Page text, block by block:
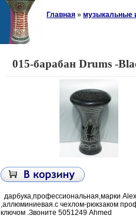
Главная » музыкальные
015-барабан Drums -
дарбука,профессиональная,марки
,аллюминиевая.с чехлом-рюкзаком
ключом .Звоните 5051249 Ahmed